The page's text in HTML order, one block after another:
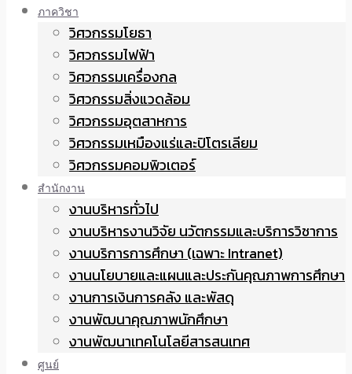
ภาควิชา
วิศวกรรมโยธา
วิศวกรรมไฟฟ้า
วิศวกรรมเครื่องกล
วิศวกรรมสิ่งแวดล้อม
วิศวกรรมอุตสาหการ
วิศวกรรมเหมืองแร่และปิโตรเลียม
วิศวกรรมคอมพิวเตอร์
สำนักงาน
งานบริหารทั่วไป
งานบริหารงานวิจัย นวัตกรรมและบริการวิชาการ
งานบริการการศึกษา (เฉพาะ Intranet)
งานนโยบายและแผนและประกันคุณภาพการศึกษา
งานการเงินการคลัง และพัสดุ
งานพัฒนาคุณภาพนักศึกษา
งานพัฒนาเทคโนโลยีสารสนเทศ
ศูนย์